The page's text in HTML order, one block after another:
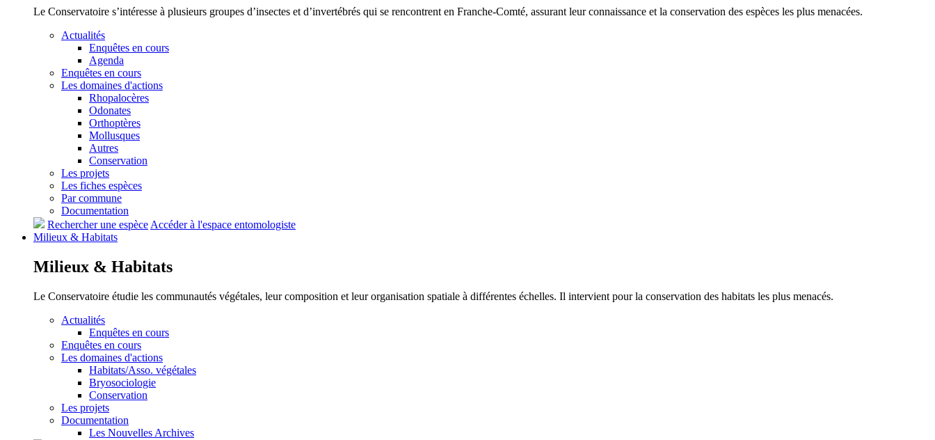
Le Conservatoire s’intéresse à plusieurs groupes d’insectes et d’invertébrés qui se rencontrent en Franche-Comté, assurant leur connaissance et la conservation des espèces les plus menacées.
Actualités
Enquêtes en cours
Agenda
Enquêtes en cours
Les domaines d'actions
Rhopalocères
Odonates
Orthoptères
Mollusques
Autres
Conservation
Les projets
Les fiches espèces
Par commune
Documentation
Rechercher une espèce Accéder à l'espace entomologiste
Milieux & Habitats
Milieux & Habitats
Le Conservatoire étudie les communautés végétales, leur composition et leur organisation spatiale à différentes échelles. Il intervient pour la conservation des habitats les plus menacés.
Actualités
Enquêtes en cours
Enquêtes en cours
Les domaines d'actions
Habitats/Asso. végétales
Bryosociologie
Conservation
Les projets
Documentation
Les Nouvelles Archives